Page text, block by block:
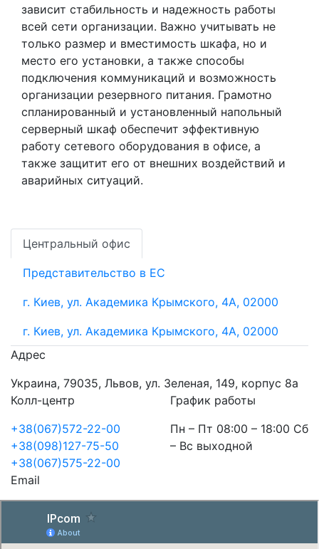
зависит стабильность и надежность работы
всей сети организации. Важно учитывать не
только размер и вместимость шкафа, но и
место его установки, а также способы
подключения коммуникаций и возможность
организации резервного питания. Грамотно
спланированный и установленный напольный
серверный шкаф обеспечит эффективную
работу сетевого оборудования в офисе, а
также защитит его от внешних воздействий и
аварийных ситуаций.
Центральный офис
Представительство в ЕС
г. Киев, ул. Академика Крымского, 4А, 02000
г. Киев, ул. Академика Крымского, 4А, 02000
Адрес
Украина, 79035, Львов, ул. Зеленая, 149, корпус 8а
Колл-центр
+38(067)572-22-00
+38(098)127-75-50
+38(067)575-22-00
График работы
Пн – Пт 08:00 – 18:00 Сб
– Вс выходной
Email